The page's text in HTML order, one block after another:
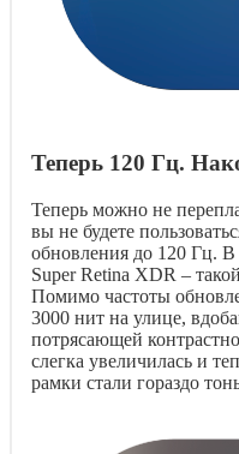
Теперь 120 Гц.
Теперь можно не
вы не будете
обновления до 120 Гц. В
Super Retina XDR –
Помимо частоты
3000 нит на улице,
потрясающей
слегка увеличилась и
рамки стали гораздо